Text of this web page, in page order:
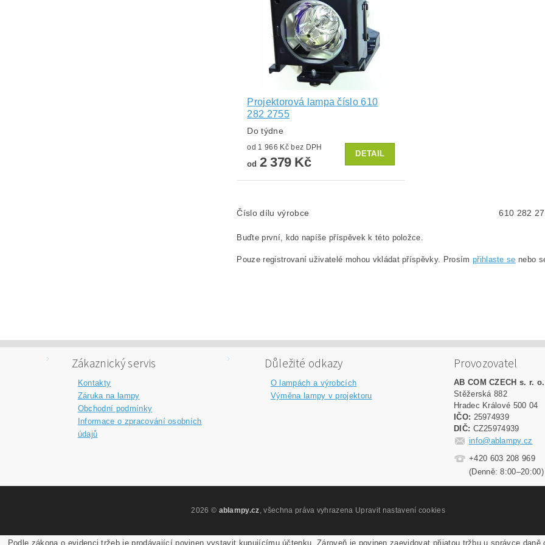
Projektorová lampa číslo 610
282 2755
Do týdne
od 1 966 Kč bez DPH
od 2 379 Kč
DETAIL
Číslo dílu výrobce 610 282
Buďte první, kdo napíše příspěvek k této položce.
Pouze registrovaní uživatelé mohou vkládat příspěvky. Prosím přihlaste se nebo
Zákaznický servis
Kontakty
Záruka na lampy
Obchodní podmínky
Informace o zpracování osobních
údajů
Důležité odkazy
O lampách a výrobcích
Výměna lampy v projektoru
Provozovatel
AB COM CZECH s. r. o.
Stěžerská 882
Hradec Králové 500 04
IČO: 25974939
DIČ: CZ25974939
info@ablampy.cz
+420 603 208 969
(Denně: 8:00–20:00)
2026 © ablampy.cz, všechna práva vyhrazena Upravit nastavení cookies
Podle zákona o evidenci tržeb je prodávající povinen vystavit kupujícímu účtenku. Zároveň je povinen zaevidovat přijatou tržbu u správce daně